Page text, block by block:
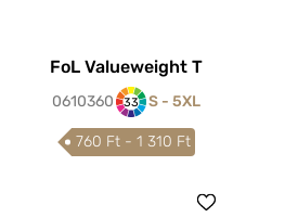
FoL Valueweight T
0610360 33 S - 5XL
760 Ft - 1 310 Ft